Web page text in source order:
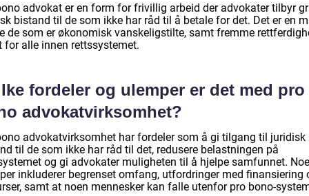
advokat er en form for frivillig arbeid der advokater tilbyr
bistand til de som ikke har råd til å betale for det. Det er en
de som er økonomisk vanskeligstilte, samt fremme
for alle innen rettssystemet.
fordeler og ulemper er det med pro
advokatvirksomhet?
advokatvirksomhet har fordeler som å gi tilgang til juridisk
til de som ikke har råd til det, redusere belastningen på
og gi advokater muligheten til å hjelpe samfunnet.
inkluderer begrenset omfang, utfordringer med finansiering
samt at noen mennesker kan falle utenfor pro bono-